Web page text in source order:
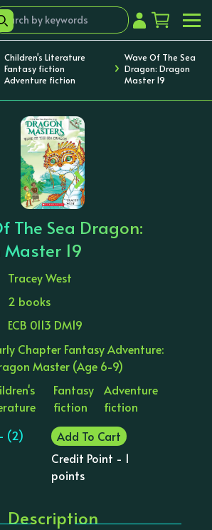
Children's Literature
Fantasy fiction
Adventure fiction
Wave Of The Sea
Dragon: Dragon
Master 19
‹ ›
The Sea Dragon:
19
Tracey West
2 books
ECB 0113 DM19
Chapter Fantasy Adventure:
Master (Age 6-9)
Fantasy
fiction
Adventure
fiction
(2)
Add To Cart
Credit Point - 1
points
Description